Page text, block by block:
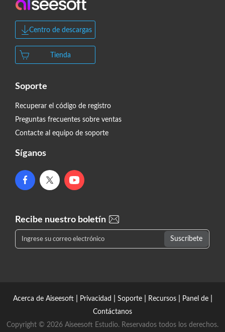
Centro de descargas
Tienda
Soporte
Recuperar el código de registro
Preguntas frecuentes sobre ventas
Contacte al equipo de soporte
Síganos
Recibe nuestro boletín
Acerca de Aiseesoft| Privacidad Soporte| Recursos| Panel de|
Contáctanos
Copyright © 2026 Aiseesoft Estudio. Reservados todos los derechos.